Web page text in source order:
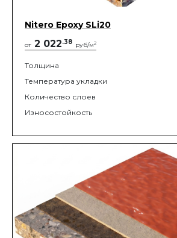
Nitero Epoxy SLi20
от 2 022.38 руб/м2
Толщина
Температура укладки
Количество слоев
Износостойкость